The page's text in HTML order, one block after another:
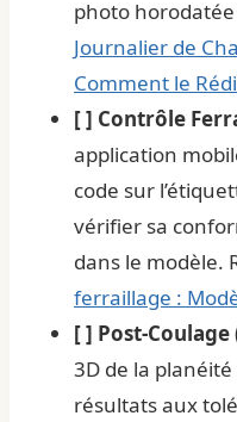
photo
Journalier de
Comment le
[ ] Contrôle
application
code sur
vérifier sa
dans le modèle.
ferraillage :
[ ] Post-Coulage
3D de la
résultats aux